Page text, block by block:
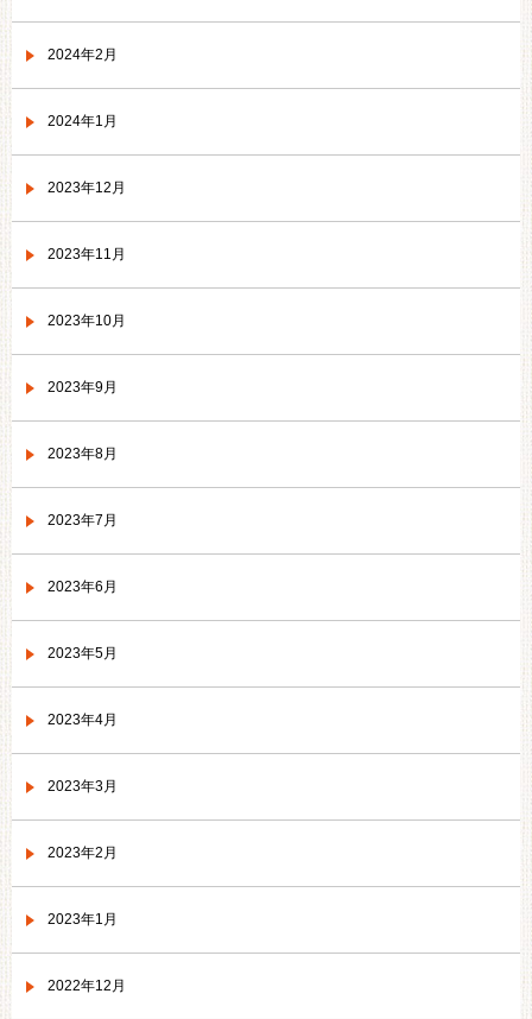
2024年2月
2024年1月
2023年12月
2023年11月
2023年10月
2023年9月
2023年8月
2023年7月
2023年6月
2023年5月
2023年4月
2023年3月
2023年2月
2023年1月
2022年12月